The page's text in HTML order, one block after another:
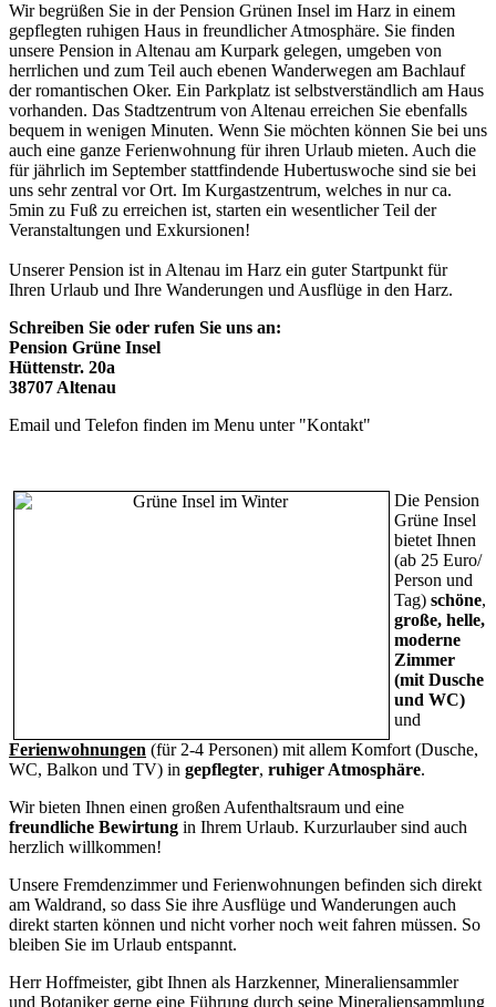
Wir begrüßen Sie in der Pension Grünen Insel im Harz in einem
gepflegten ruhigen Haus in freundlicher Atmosphäre. Sie finden
unsere Pension in Altenau am Kurpark gelegen, umgeben von
herrlichen und zum Teil auch ebenen Wanderwegen am Bachlauf
der romantischen Oker. Ein Parkplatz ist selbstverständlich am Haus
vorhanden. Das Stadtzentrum von Altenau erreichen Sie ebenfalls
bequem in wenigen Minuten. Wenn Sie möchten können Sie bei uns
auch eine ganze Ferienwohnung für ihren Urlaub mieten. Auch die
für jährlich im September stattfindende Hubertuswoche sind sie bei
uns sehr zentral vor Ort. Im Kurgastzentrum, welches in nur ca.
5min zu Fuß zu erreichen ist, starten ein wesentlicher Teil der
Veranstaltungen und Exkursionen!
Unserer Pension ist in Altenau im Harz ein guter Startpunkt für
Ihren Urlaub und Ihre Wanderungen und Ausflüge in den Harz.
Schreiben Sie oder rufen Sie uns an:
Pension Grüne Insel
Hüttenstr. 20a
38707 Altenau
Email und Telefon finden im Menu unter "Kontakt"
Die Pension
Grüne Insel
bietet Ihnen
(ab 25 Euro/
Person und
Tag) schöne,
große, helle,
moderne
Zimmer
(mit Dusche
und WC)
und
Ferienwohnungen (für 2-4 Personen) mit allem Komfort (Dusche,
WC, Balkon und TV) in gepflegter, ruhiger Atmosphäre.
Wir bieten Ihnen einen großen Aufenthaltsraum und eine
freundliche Bewirtung in Ihrem Urlaub. Kurzurlauber sind auch
herzlich willkommen!
Unsere Fremdenzimmer und Ferienwohnungen befinden sich direkt
am Waldrand, so dass Sie ihre Ausflüge und Wanderungen auch
direkt starten können und nicht vorher noch weit fahren müssen. So
bleiben Sie im Urlaub entspannt.
Herr Hoffmeister, gibt Ihnen als Harzkenner, Mineraliensammler
und Botaniker gerne eine Führung durch seine Mineraliensammlung